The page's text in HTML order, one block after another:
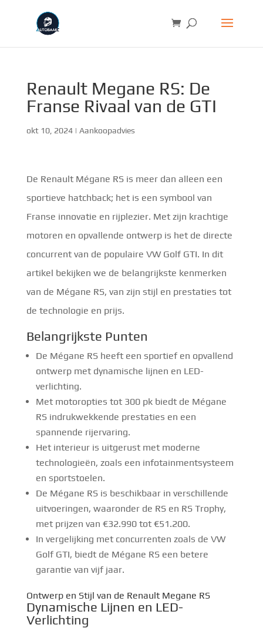
Renault Megane RS: De
Franse Rivaal van de GTI
okt 10, 2024| Aankoopadvies
De Renault Mégane RS is meer dan alleen een
sportieve hatchback; het is een symbool van
Franse innovatie en rijplezier. Met zijn krachtige
motoren en opvallende ontwerp is het de directe
concurrent van de populaire VW Golf GTI. In dit
artikel bekijken we de belangrijkste kenmerken
van de Mégane RS, van zijn stijl en prestaties tot
de technologie en prijs.
Belangrijkste Punten
De Mégane RS heeft een sportief en opvallend
ontwerp met dynamische lijnen en LED-
verlichting.
Met motoropties tot 300 pk biedt de Mégane
RS indrukwekkende prestaties en een
spannende rijervaring.
Het interieur is uitgerust met moderne
technologieën, zoals een infotainmentsysteem
en sportstoelen.
De Mégane RS is beschikbaar in verschillende
uitvoeringen, waaronder de RS en RS Trophy,
met prijzen van €32.990 tot €51.200.
In vergelijking met concurrenten zoals de VW
Golf GTI, biedt de Mégane RS een betere
garantie van vijf jaar.
Ontwerp en Stijl van de Renault Megane RS
Dynamische Lijnen en LED-
Verlichting